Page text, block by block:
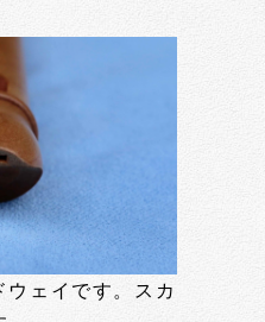
ェイです。スカ